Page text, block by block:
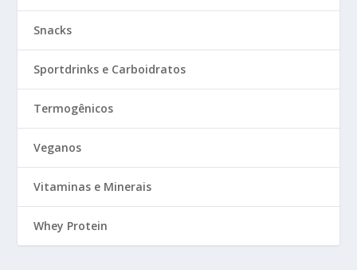
Snacks
Sportdrinks e Carboidratos
Termogênicos
Veganos
Vitaminas e Minerais
Whey Protein